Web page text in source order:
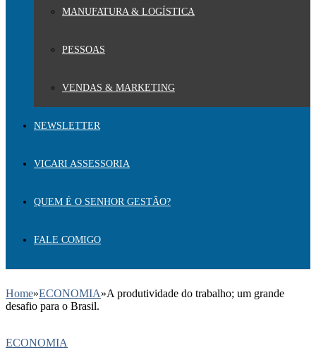
MANUFATURA & LOGÍSTICA
PESSOAS
VENDAS & MARKETING
NEWSLETTER
VICARI ASSESSORIA
QUEM É O SENHOR GESTÃO?
FALE COMIGO
Home»ECONOMIA»A produtividade do trabalho; um grande
desafio para o Brasil.
ECONOMIA